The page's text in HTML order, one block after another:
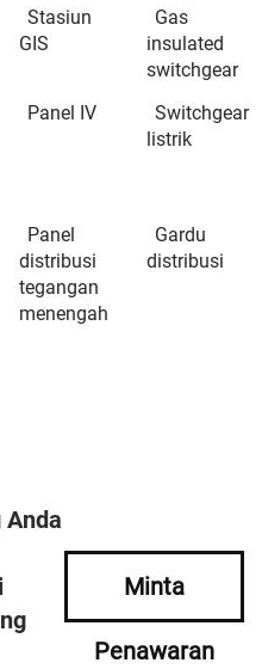
Stasiun
GIS
Gas
insulated
switchgear
Panel IV
Switchgear
listrik
Panel
distribusi
tegangan
menengah
Gardu
distribusi
Minta
Penawaran